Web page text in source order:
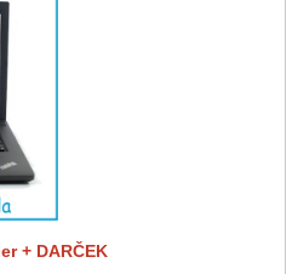
+ DARČEK